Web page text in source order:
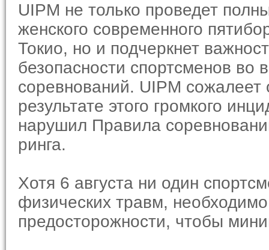
UIPM не только проведет
женского современного
Токио, но и подчеркнет
безопасности спортсменов во
соревнований. UIPM
результате этого громкого
нарушил Правила
ринга.
Хотя 6 августа ни один
физических травм,
предосторожности, чтобы